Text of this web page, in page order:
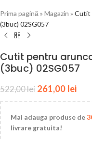
Prima pagină » Magazin » Cutit
(3buc) 02SG057
Cutit pentru
(3buc) 02SG057
522,00lei 261,00 lei
Mai adauga produse de
livrare gratuita!